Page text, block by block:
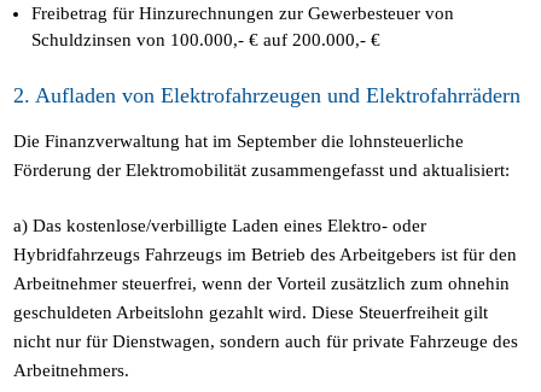
Freibetrag für Hinzurechnungen zur Gewerbesteuer von
Schuldzinsen von 100.000,- € auf 200.000,- €
2. Aufladen von Elektrofahrzeugen und Elektrofahrrädern
Die Finanzverwaltung hat im September die lohnsteuerliche
Förderung der Elektromobilität zusammengefasst und aktualisiert:
a) Das kostenlose/verbilligte Laden eines Elektro- oder
Hybridfahrzeugs Fahrzeugs im Betrieb des Arbeitgebers ist für den
Arbeitnehmer steuerfrei, wenn der Vorteil zusätzlich zum ohnehin
geschuldeten Arbeitslohn gezahlt wird. Diese Steuerfreiheit gilt
nicht nur für Dienstwagen, sondern auch für private Fahrzeuge des
Arbeitnehmers.